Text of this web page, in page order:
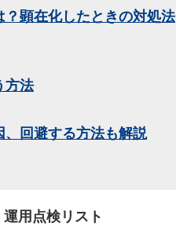
顕在化したときの対処法
方法
回避する方法も解説
用点検リスト